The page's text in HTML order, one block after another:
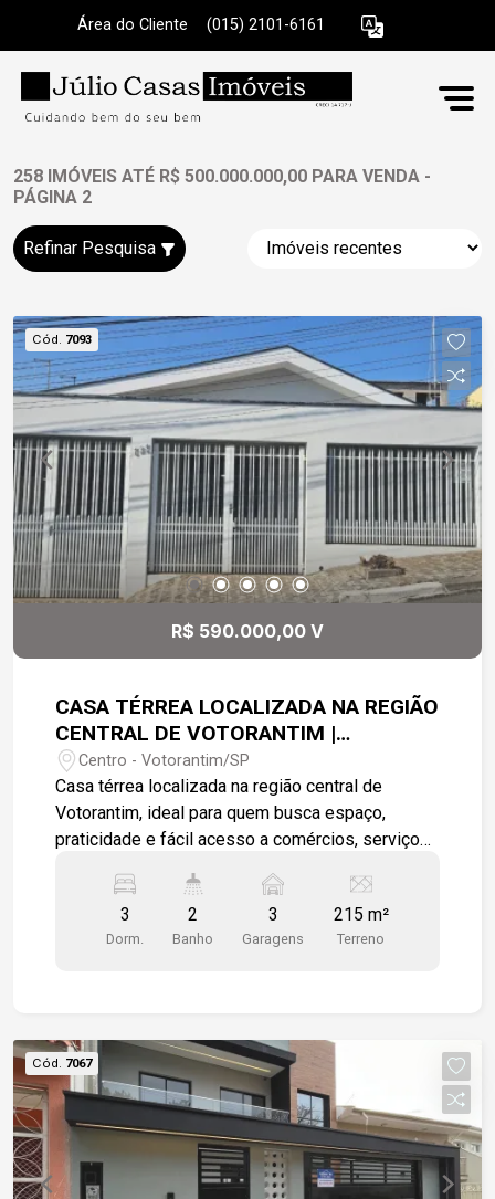
Área do Cliente (015) 2101-6161
258 IMÓVEIS ATÉ R$ 500.000.000,00 PARA VENDA -
PÁGINA 2
Refinar Pesquisa
Cód. 7093
R$ 590.000,00 V
CASA TÉRREA LOCALIZADA NA REGIÃO
CENTRAL DE VOTORANTIM |
EXCELENTE LOCALIZAÇÃO E ÓTIMO
ESPAÇO!
Centro - Votorantim/SP
Casa térrea localizada na região central de
Votorantim, ideal para quem busca espaço,
praticidade e fácil acesso a comércios, serviços
m² de área construída, em um terreno de 215 m²,
com 10,5 m de frente e 21 m de laterais,
oferecendo ambientes amplos e bem
perfeita para momentos de lazer ? Lavanderia
grande ? Quarto de despejo ? Quintal ? Garagem
coberta para até 3 veículos Imóvel bem ventilado,
com ótima iluminação natural e estrutura sólida,
ideal tanto para moradia quanto para quem deseja
investir em uma localização estratégica. Agende
3
Dorm.
2
Banho
3
Garagens
215 m²
Terreno
Cód. 7067